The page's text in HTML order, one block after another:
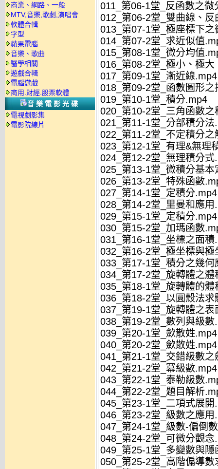
商業、網路、一般
MTV,音樂,歌劇,演唱會
軟體合輯
字型
蘋果電腦
音樂、歌曲
醫學相關
遊戲合輯
電腦遊戲
商用.財經.股票軟體
音樂電影光碟
電視劇影集
電影院線片
011_第06-1堂_反函數之微
012_第06-2堂_雙曲線、
013_第07-1堂_極座標下之
014_第07-2堂_求近似值
015_第08-1堂_微分均值
016_第08-2堂_極小、極大
017_第09-1堂_漸近線.mp4
018_第09-2堂_函數圖形之
019_第10-1堂_積分.mp4
020_第10-2堂_三角函數之
021_第11-1堂_分部積分法
022_第11-2堂_不定積分之
023_第12-1堂_有理&無理
024_第12-2堂_無理積分式
025_第13-1堂_微積分基本
026_第13-2堂_特殊函數
027_第14-1堂_定積分.mp4
028_第14-2堂_里曼和應用
029_第15-1堂_定積分.mp4
030_第15-2堂_加瑪函數
031_第16-1堂_坐標之面積
032_第16-2堂_極坐標與
033_第17-1堂_積分之幾何
034_第17-2堂_旋轉體之體
035_第18-1堂_旋轉體的體
036_第18-2堂_以圓殼法求
037_第19-1堂_旋轉體之表
038_第19-2堂_數列與級數
039_第20-1堂_歛散姓.mp4
040_第20-2堂_歛散姓.mp4
041_第21-1堂_交錯級數之
042_第21-2堂_冪級數.mp4
043_第22-1堂_泰勒級數
044_第22-2堂_題目解析
045_第23-1堂_二項式展開
046_第23-2堂_級數之應用
047_第24-1堂_級數-偏倒
048_第24-2堂_可微分觀念
049_第25-1堂_多變數與
050_第25-2堂_高階偏導數